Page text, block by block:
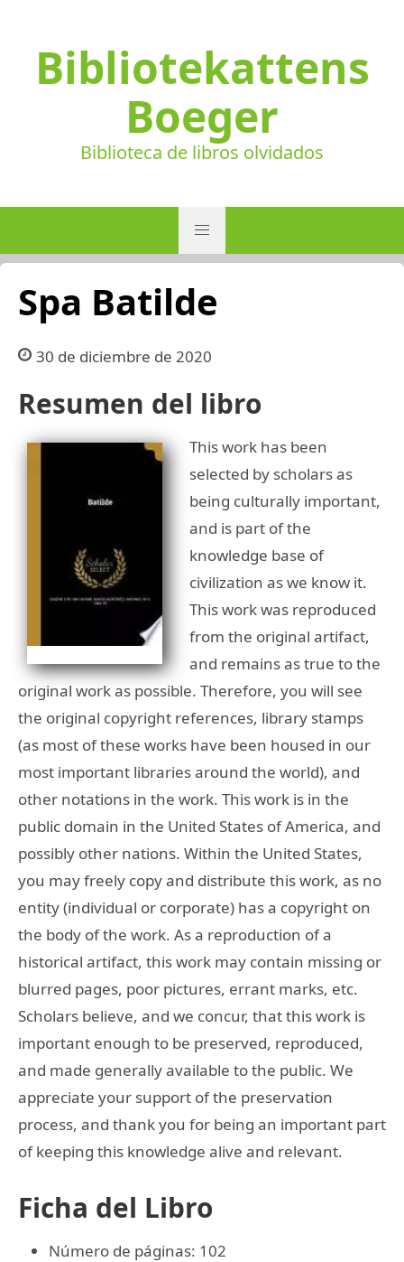
Bibliotekattens
Boeger
Biblioteca de libros olvidados
Spa Batilde
30 de diciembre de 2020
Resumen del libro
This work has been
selected by scholars as
being culturally important,
and is part of the
knowledge base of
civilization as we know it.
This work was reproduced
from the original artifact,
and remains as true to the
original work as possible. Therefore, you will see
the original copyright references, library stamps
(as most of these works have been housed in our
most important libraries around the world), and
other notations in the work. This work is in the
public domain in the United States of America, and
possibly other nations. Within the United States,
you may freely copy and distribute this work, as no
entity (individual or corporate) has a copyright on
the body of the work. As a reproduction of a
historical artifact, this work may contain missing or
blurred pages, poor pictures, errant marks, etc.
Scholars believe, and we concur, that this work is
important enough to be preserved, reproduced,
and made generally available to the public. We
appreciate your support of the preservation
process, and thank you for being an important part
of keeping this knowledge alive and relevant.
Ficha del Libro
Número de páginas: 102